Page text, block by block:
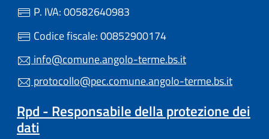
P. IVA: 00582640983
Codice fiscale: 00852900174
info@comune.angolo-terme.bs.it
protocollo@pec.comune.angolo-terme.bs.it
Rpd - Responsabile della protezione dei
dati